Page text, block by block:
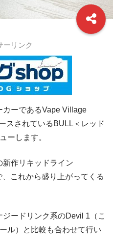
ーリンク
ーであるVape Village
スされているBULL＜レッド
ーします。
新作リキッドライン
、これから盛り上がってくる
ードリンク系のDevil 1（こ
ル）と比較も合わせて行い